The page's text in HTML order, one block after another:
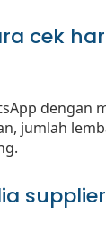
cek
dengan
jumlah